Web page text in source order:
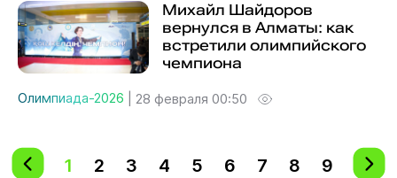
Михайл Шайдоров
вернулся в Алматы: как
встретили олимпийского
чемпиона
Олимпиада-2026 28 февраля 00:50
1 2 3 4 5 6 7 8 9